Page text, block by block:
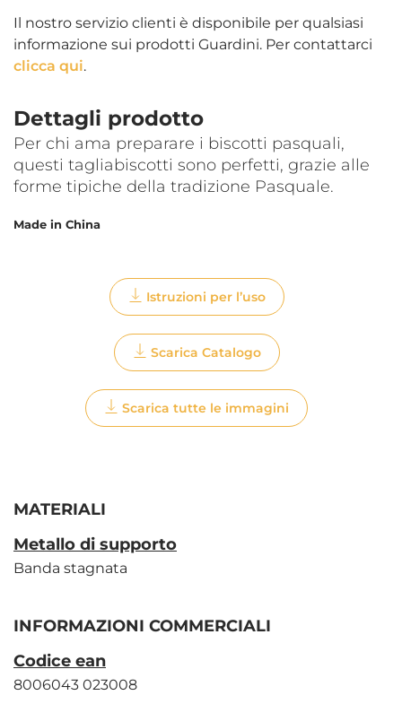
Il nostro servizio clienti è disponibile per qualsiasi
informazione sui prodotti Guardini. Per contattarci
clicca qui.
Dettagli prodotto
Per chi ama preparare i biscotti pasquali,
questi tagliabiscotti sono perfetti, grazie alle
forme tipiche della tradizione Pasquale.
Made in China
Istruzioni per l’uso
Scarica Catalogo
Scarica tutte le immagini
MATERIALI
Metallo di supporto
Banda stagnata
INFORMAZIONI COMMERCIALI
Codice ean
8006043 023008